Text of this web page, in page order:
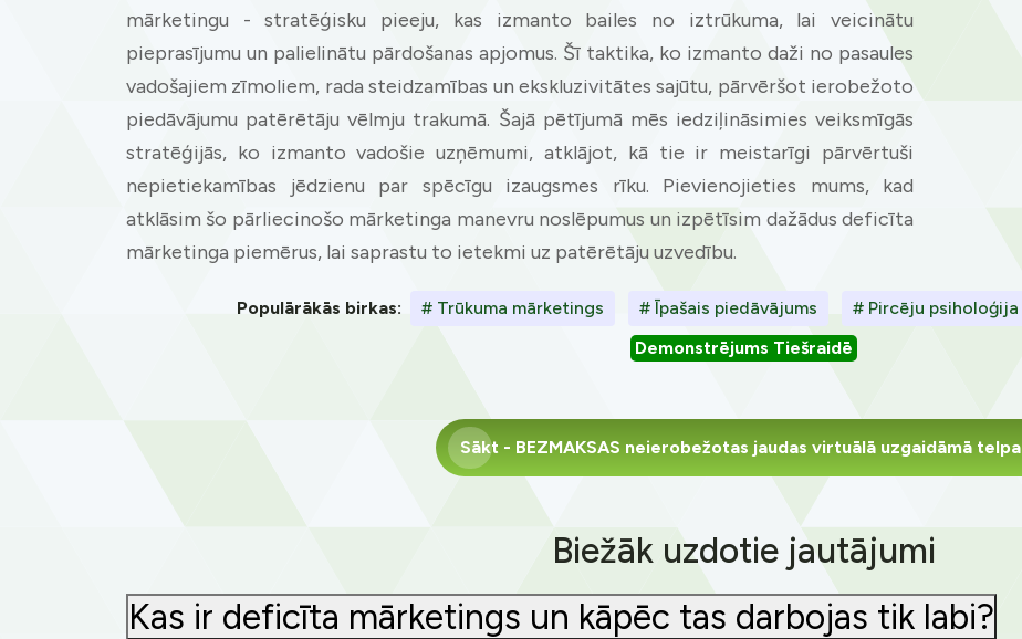
mārketingu - stratēģisku pieeju, kas izmanto bailes no iztrūkuma, lai veicinātu
pieprasījumu un palielinātu pārdošanas apjomus. Šī taktika, ko izmanto daži no pasaules
vadošajiem zīmoliem, rada steidzamības un ekskluzivitātes sajūtu, pārvēršot ierobežoto
piedāvājumu patērētāju vēlmju trakumā. Šajā pētījumā mēs iedziļināsimies veiksmīgās
stratēģijās, ko izmanto vadošie uzņēmumi, atklājot, kā tie ir meistarīgi pārvērtuši
nepietiekamības jēdzienu par spēcīgu izaugsmes rīku. Pievienojieties mums, kad
atklāsim šo pārliecinošo mārketinga manevru noslēpumus un izpētīsim dažādus deficīta
mārketinga piemērus, lai saprastu to ietekmi uz patērētāju uzvedību.
Populārākās birkas: # Trūkuma mārketings # Īpašais piedāvājums # Pircēju psiholoģija
Demonstrējums Tiešraidē
Sākt - BEZMAKSAS neierobežotas jaudas virtuālā uzgaidāmā telpa
Biežāk uzdotie jautājumi
Kas ir deficīta mārketings un kāpēc tas darbojas tik labi?